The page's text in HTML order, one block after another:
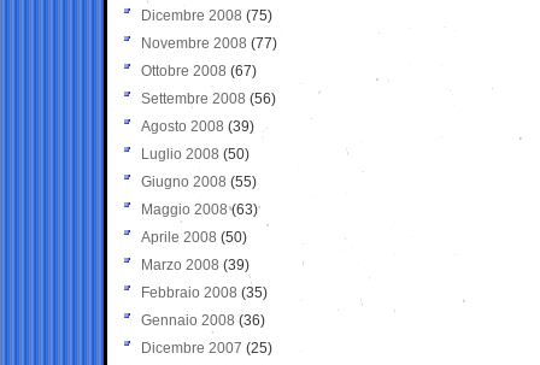
Dicembre 2008 (75)
Novembre 2008 (77)
Ottobre 2008 (67)
Settembre 2008 (56)
Agosto 2008 (39)
Luglio 2008 (50)
Giugno 2008 (55)
Maggio 2008(63)
Aprile 2008 (50)
Marzo 2008 (39)
Febbraio 2008 (35)
Gennaio 2008 (36)
Dicembre 2007 (25)